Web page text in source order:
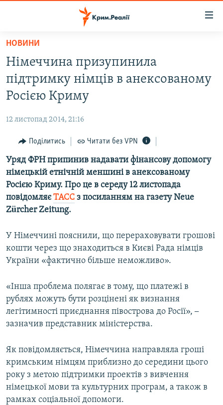
Перейти
основного
матеріалу
Перейти
до
основної
Перейти
пошуку
ВІДЕО ТА ФОТО
БЛОГИ
ПОГЛЯД
ІНТЕРВ'Ю
ВСЕ ЗА ДЕНЬ
СПЕЦПРОЕКТИ
ДЕПОРТАЦІЯ
ВІДЕОУРОКИ «ELIFBE»
СВІДЧЕННЯ ОКУПАЦІЇ
ІНФОГРАФІКА
ЯК ОБІЙТИ БЛОКУВАННЯ
Русский
Qırımtatar
ДОЛУЧАЙСЯ!
НОВИНИ
Німеччина призупинила
підтримку німців в анексованому
Росією Криму
12 листопад 2014, 21:16
Поділитись Читати без VPN
Уряд ФРН припинив надавати фінансову допомогу
німецькій етнічній меншині в анексованому
Росією Криму. Про це в середу 12 листопада
повідомляєТАСС з посиланням на газету Neue
Zürcher Zeitung.
У Німеччині пояснили, що перераховувати грошові
кошти через що знаходиться в Києві Рада німців
України «фактично більше неможливо».
«Інша проблема полягає в тому, що платежі в
рублях можуть бути розцінені як визнання
легітимності приєднання півострова до Росії», –
зазначив представник міністерства.
Як повідомляється, Німеччина направляла гроші
кримським німцям приблизно до середини цього
року з метою підтримки проектів з вивчення
німецької мови та культурних програм, а також в
рамках соціальної допомоги.